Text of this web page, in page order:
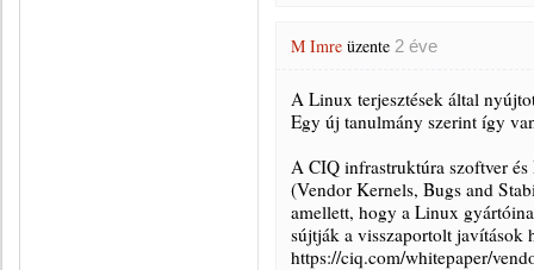
M Imre üzente 2 éve
A Linux terjesztések által
Egy új tanulmány szerint így
A CIQ infrastruktúra szoftver
(Vendor Kernels, Bugs and
amellett, hogy a Linux
sújtják a visszaportolt javítások
https://ciq.com/whitepaper/